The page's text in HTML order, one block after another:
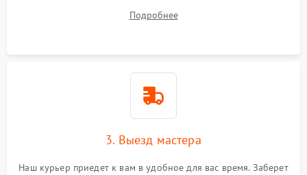
Подробнее
3. Выезд мастера
Наш курьер приедет к вам в удобное для вас время. Заберет